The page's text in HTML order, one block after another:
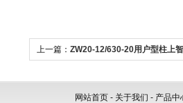
上一篇： ZW20-12/630-20用户型柱上
网站首页 - 关于我们 - 产品中